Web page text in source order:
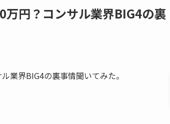
万円？コンサル業界BIG4の裏